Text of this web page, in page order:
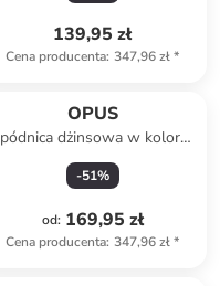
139,95 zł
Cena producenta: 347,96 zł*
OPUS
dżinsowa w kolorze
błękitnym
-51%
od: 169,95 zł
Cena producenta: 347,96 zł*